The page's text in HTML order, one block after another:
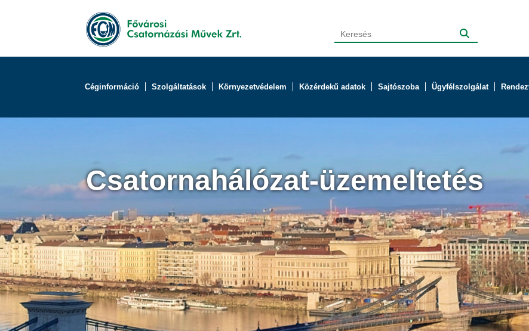
Céginformáció Szolgáltatások Környezetvédelem Közérdekű adatok Sajtószoba Ügyfélszolgálat
Csatornahálózat-üzemeltetés